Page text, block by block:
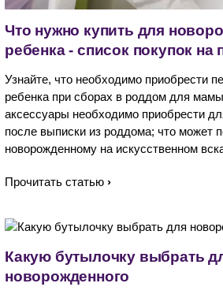
Что нужно купить для
ребенка - список покупок на
Узнайте, что необходимо приобрести
ребенка при сборах в роддом для
аксессуары необходимо приобрести
после выписки из роддома; что может
новорожденному на искусственном
Прочитать статью
Какую бутылочку выбрать
новорожденного